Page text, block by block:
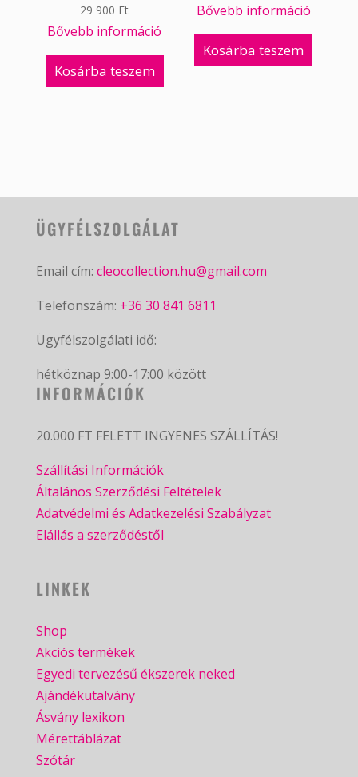
29 900 Ft
Bővebb információ
Kosárba teszem
Bővebb információ
Kosárba teszem
ÜGYFÉLSZOLGÁLAT
Email cím: cleocollection.hu@gmail.com
Telefonszám: +36 30 841 6811
Ügyfélszolgálati idő:
hétköznap 9:00-17:00 között
INFORMÁCIÓK
20.000 FT FELETT INGYENES SZÁLLÍTÁS!
Szállítási Információk
Általános Szerződési Feltételek
Adatvédelmi és Adatkezelési Szabályzat
Elállás a szerződéstől
LINKEK
Shop
Akciós termékek
Egyedi tervezésű ékszerek neked
Ajándékutalvány
Ásvány lexikon
Mérettáblázat
Szótár